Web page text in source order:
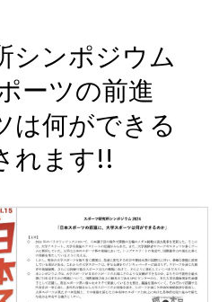
シンポジウム
ーツの前進
は何ができる
れます!!